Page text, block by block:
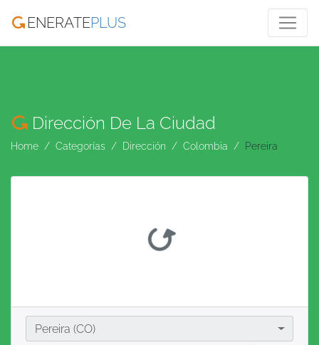
ENERATEPLUS
Dirección De La Ciudad
Home Categorías Dirección Colombia Pereira
Ciudad
Pereira (CO)